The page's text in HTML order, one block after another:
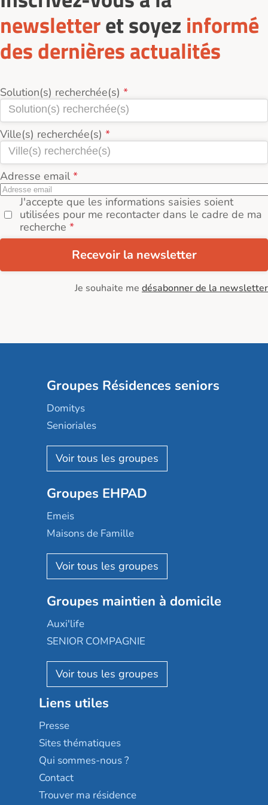
de logements disponibles et les prix.
Vous pouvez prendre rendez-vous avec le
promoteur ou le conseiller commercial pour visiter
un logement témoin et obtenir des informations
détaillées sur les conditions d’achat.
régulièrement des newsletters informant sur les
journées portes ouvertes et les nouveaux
programmes à découvrir près de Challes-les-Eaux
(73190).
newsletteret soyez informé
des dernières actualités
Solution(s) recherchée(s)
Ville(s) recherchée(s)
Adresse email
J'accepte que les informations saisies soient
utilisées pour me recontacter dans le cadre de ma
recherche
Recevoir la newsletter
Je souhaite me désabonner de la newsletter
Groupes Résidences seniors
Domitys
Senioriales
Nohée
Les Résidentiels
Mobicap
Domusvi
Happy Senior
Aquarelia
Nexity edenea
Les jardins d'Arcadie
Occitalia
Appartseniors
Reseda
Stella management
Les villages d'or
Sérénys
Résidences services Villa Médicis
Groupes EHPAD
Emeis
Maisons de Famille
Korian
Emera
Groupe SOS
Le Noble Âge
Almage
Résidalya
Groupe aplus
Groupes maintien à domicile
Auxi'life
SENIOR COMPAGNIE
AGE D'OR Services
Liens utiles
Presse
Sites thématiques
Qui sommes-nous ?
Contact
Trouver ma résidence